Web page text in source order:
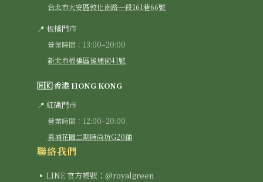
台北市大安區敦化南路一段161巷66號
📍 板橋門市
營業時間：13:00–20:00
新北市板橋區後埔街41號
🇭🇰 香港 HONG KONG
📍 紅磡門市
營業時間：12:00–20:00
黃埔花園二期時尚坊G20鋪
聯絡我們
▪ LINE 官方帳號：@royalgreen